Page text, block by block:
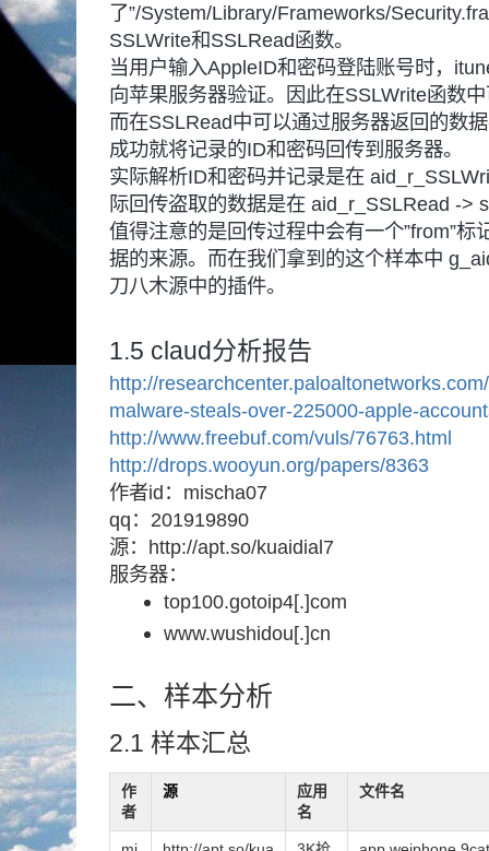
了”/System/Library/Frameworks/
SSLWrite和SSLRead函数。
当用户输入AppleID和密码登陆账号时，
向苹果服务器验证。因此在SSLWrite函数
而在SSLRead中可以通过服务器返回的数
成功就将记录的ID和密码回传到服务器。
实际解析ID和密码并记录是在
际回传盗取的数据是在 aid_r_SSLRead ->
值得注意的是回传过程中会有一个”from”
据的来源。而在我们拿到的这个样本中
刀八木源中的插件。
1.5 claud分析报告
http://
malware-steals-over-225000-apple-
http://www.freebuf.com/vuls/76763.html
http://drops.wooyun.org/papers/8363
作者id：mischa07
qq：201919890
源：http://apt.so/kuaidial7
服务器：
top100.gotoip4[.]com
www.wushidou[.]cn
二、样本分析
2.1 样本汇总
作
者
源
应用
名
文件名